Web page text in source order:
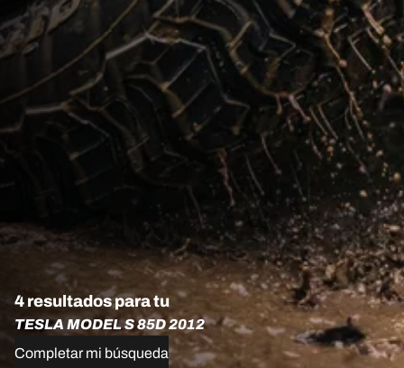
4 resultados para tu
TESLA MODEL S 85D 2012
Completar mi búsqueda